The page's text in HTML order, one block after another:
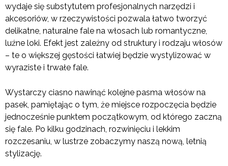
wydaje się substytutem profesjonalnych narzędzi i
akcesoriów, w rzeczywistości pozwala łatwo tworzyć
delikatne, naturalne fale na włosach lub romantyczne,
luźne loki. Efekt jest zależny od struktury i rodzaju włosów
– te o większej gęstości łatwiej będzie wystylizować w
wyraziste i trwałe fale.
Wystarczy ciasno nawinąć kolejne pasma włosów na
pasek, pamiętając o tym, że miejsce rozpoczęcia będzie
jednocześnie punktem początkowym, od którego zaczną
się fale. Po kilku godzinach, rozwinięciu i lekkim
rozczesaniu, w lustrze zobaczymy naszą nową, letnią
stylizację.